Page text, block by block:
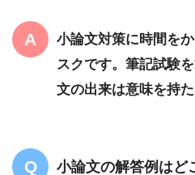
小論文対策に時間を
スクです。筆記試験
文の出来は意味を持た
小論文の解答例はど